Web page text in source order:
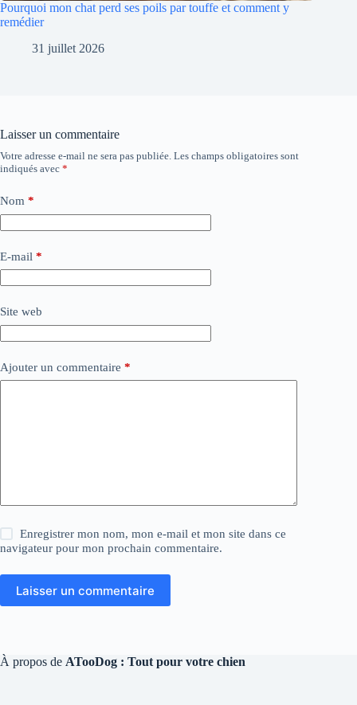
Pourquoi mon chat perd ses poils par touffe et comment y
remédier
31 juillet 2026
Laisser un commentaire
Votre adresse e-mail ne sera pas publiée. Les champs obligatoires sont
indiqués avec *
Nom *
E-mail *
Site web
Ajouter un commentaire *
Enregistrer mon nom, mon e-mail et mon site dans ce
navigateur pour mon prochain commentaire.
Laisser un commentaire
À propos de ATooDog : Tout pour votre chien